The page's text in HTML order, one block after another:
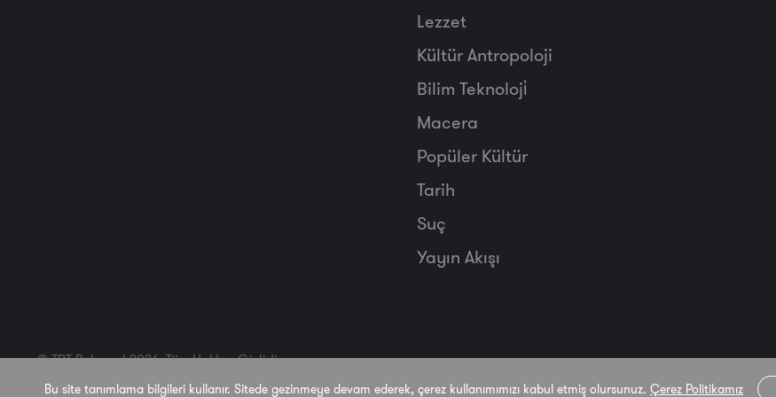
Bu site tanımlama bilgileri kullanır. Sitede gezinmeye devam ederek, çerez kullanımımızı kabul etmiş olursunuz. Çerez Politikamız
Lezzet
Kültür Antropoloji
Bilim Teknoloji̇
Macera
Popüler Kültür
Tarih
Suç
Yayın Akışı
© TRT Belgesel 2026. Tüm Hakları Gizlidir.